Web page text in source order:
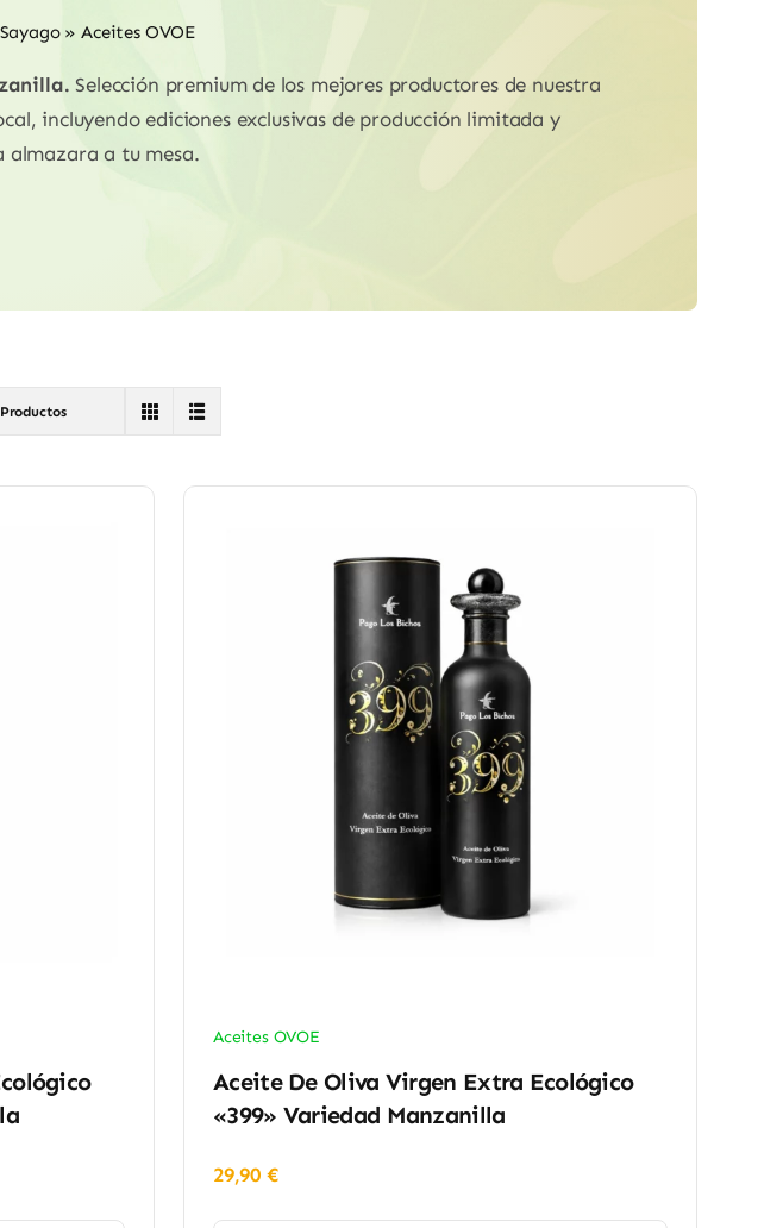
»Aceites OVOE
Selección premium de los mejores productores de nuestra
incluyendo ediciones exclusivas de producción limitada y
almazara a tu mesa.
Aceites OVOE
Aceite De Oliva Virgen Extra Ecológico
«399» Variedad Manzanilla
29,90 €